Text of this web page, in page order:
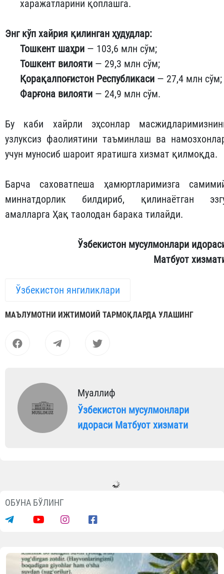
харажатларини қоплашга.
Энг кўп хайрия қилинган ҳудудлар:
Тошкент шаҳри — 103,6 млн сўм;
Тошкент вилояти — 29,3 млн сўм;
Қорақалпоғистон Республикаси — 27,4 млн сўм;
Фарғона вилояти — 24,9 млн сўм.
Бу каби хайрли эҳсонлар
узлуксиз фаолиятини таъминлаш ва
учун муносиб шароит яратишга хизмат қилмоқда.
Барча саховатпеша ҳамюртларимизга
миннатдорлик билдириб, қилинаётган
амалларга Ҳақ таолодан барака тилайди.
Ўзбекистон мусулмонлари
Матбуот
Ўзбекистон янгиликлари
МАЪЛУМОТНИ ИЖТИМОИЙ ТАРМОҚЛАРДА УЛАШИНГ
Муаллиф
Ўзбекистон мусулмонлари
идораси Матбуот хизмати
ОБУНА БЎЛИНГ